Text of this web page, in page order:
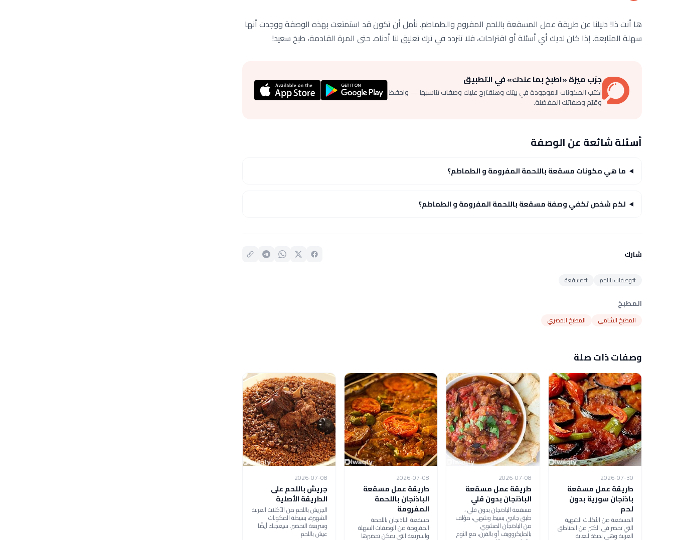
ها أنت ذا! دليلنا عن طريقة عمل المسقعة باللحم المفروم والطماطم. نأمل أن تكون قد استمتعت بهذه الوصفة ووجدت أنها
سهلة المتابعة. إذا كان لديك أي أسئلة أو اقتراحات، فلا تتردد في ترك تعليق لنا أدناه. حتى المرة القادمة، طبخ سعيد!
جرّب ميزة «اطبخ بما عندك» في التطبيق
اكتب المكونات الموجودة في بيتك وهنقترح عليك وصفات تناسبها — واحفظ
وقيّم وصفاتك المفضلة.
أسئلة شائعة عن الوصفة
ما هي مكونات مسقعة باللحمة المفرومة و الطماطم؟
لكم شخص تكفي وصفة مسقعة باللحمة المفرومة و الطماطم؟
شارك
#وصفات باللحم #مسقعة
المطبخ
المطبخ الشامي المطبخ المصري
وصفات ذات صلة
2026-07-30
طريقة عمل مسقعة
باذنجان سورية بدون
لحم
المسقعة من الأكلات الشهية
التي تحضر في الكثير من المناطق
العربية وهي لذيذة للغاية
2026-07-08
طريقة عمل مسقعة
الباذنجان بدون قلي
مسقعة الباذنجان بدون قلي ،
طبق جانبي بسيط وشهي، مؤلف
من الباذنجان المشوي
بالمايكروويف أو بالفرن، مع الثوم
2026-07-08
طريقة عمل مسقعة
الباذنجان باللحمة
المفرومة
مسقعة الباذنجان باللحمة
المفرومة من الوصفات السهلة
والسريعة التي يمكن تحضيرها
2026-07-08
جريش باللحم على
الطريقة الأصلية
الجريش باللحم من الأكلات العربية
الشهيرة، بسيطة المكونات
وسريعة التحضير. سيعجبك أيضًا:
عيش باللحم